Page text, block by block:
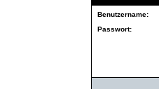
Benutzername:
Passwort: